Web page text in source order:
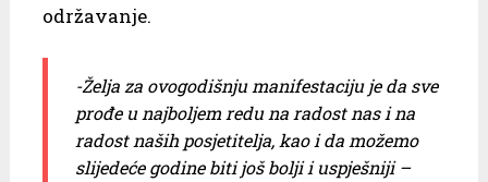
održavanje.
-Želja za ovogodišnju manifestaciju je da sve
prođe u najboljem redu na radost nas i na
radost naših posjetitelja, kao i da možemo
slijedeće godine biti još bolji i uspješniji –